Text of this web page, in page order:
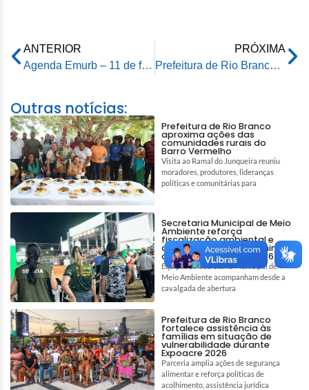
ANTERIOR
Agenda Emurb – 11 de fevereiro de 2026
PRÓXIMA
Prefeitura de Rio Branco realiza 4ª Reunião do Conselho Municipal de Proteção e Defesa dos Animais
Outras notícias:
Prefeitura de Rio Branco
aproxima ações das
comunidades rurais do
Barro Vermelho
Visita ao Ramal do Junqueira reuniu
moradores, produtores, lideranças
políticas e comunitárias para
Secretaria Municipal de Meio
Ambiente reforça
fiscalização ambiental e
ações de bem-estar animal
durante a Expoacre 2026
Equipes da Secretaria Municipal de
Meio Ambiente acompanham desde a
cavalgada de abertura
Prefeitura de Rio Branco
fortalece assistência às
famílias em situação de
vulnerabilidade durante
Expoacre 2026
Parceria amplia ações de segurança
alimentar e reforça políticas de
acolhimento, assistência jurídica